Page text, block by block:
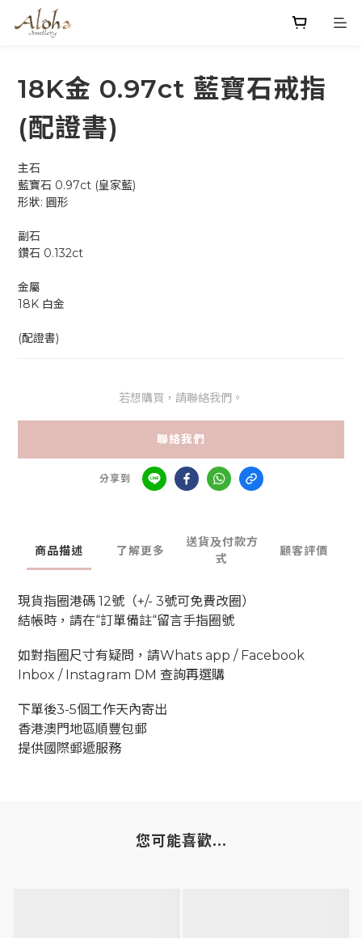
18K金 0.97ct 藍寶石戒指
(配證書)
主石
藍寶石 0.97ct (皇家藍)
形狀: 圓形
副石
鑽石 0.132ct
金屬
18K 白金
(配證書)
若想購買，請聯絡我們。
聯絡我們
分享到
商品描述 了解更多
送貨及付款方
式
顧客評價
現貨指圈港碼 12號（+/- 3號可免費改圈）
結帳時，請在“訂單備註“留言手指圈號
如對指圈尺寸有疑問，請Whats app / Facebook
Inbox / Instagram DM 查詢再選購
下單後3-5個工作天內寄出
香港澳門地區順豐包郵
提供國際郵遞服務
您可能喜歡...